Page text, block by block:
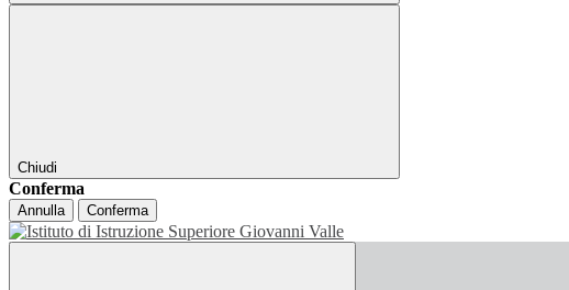
Chiudi
Conferma
Annulla Conferma